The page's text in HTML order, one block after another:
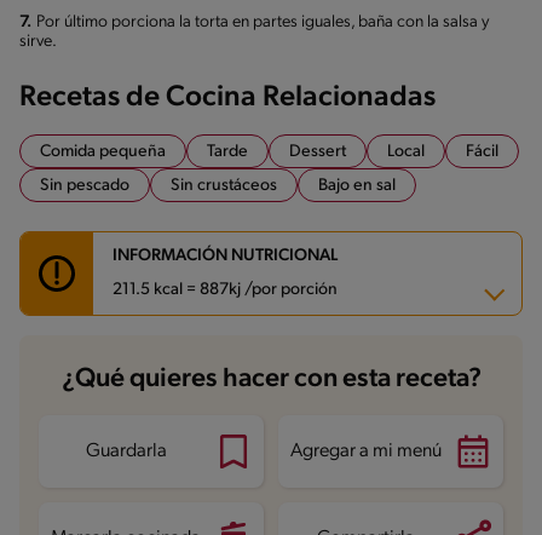
7. Por último porciona la torta en partes iguales, baña con la salsa y
sirve.
Recetas de Cocina Relacionadas
Comida pequeña Tarde Dessert Local
Fácil
Sin pescado
Sin crustáceos Bajo en sal
INFORMACIÓN NUTRICIONAL
211.5 kcal = 887kj /por porción
Carbohidratos 24.3 g
Energía 211.5 kcal
Proteína
Grasas saturadas 5.2 g
¿Qué quieres hacer con esta receta?
Guardarla Agregar a mi menú